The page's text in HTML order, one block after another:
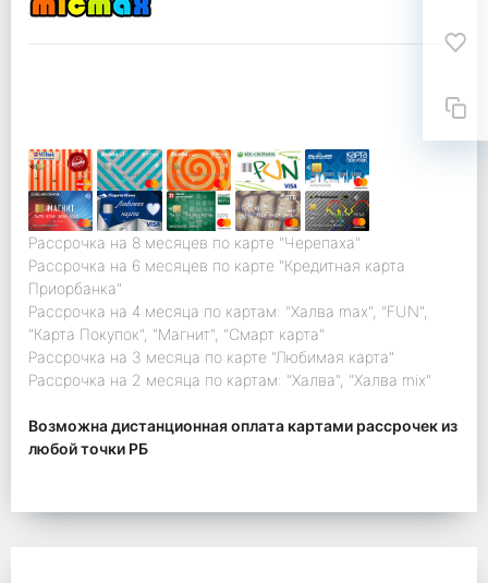
Рассрочка на 8 месяцев по карте "Черепаха"
Рассрочка на 6 месяцев по карте "Кредитная карта
Приорбанка"
Рассрочка на 4 месяца по картам: "Халва max", "FUN",
"Карта Покупок", "Магнит", "Смарт карта"
Рассрочка на 3 месяца по карте "Любимая карта"
Рассрочка на 2 месяца по картам: "Халва", "Халва mix"
Возможна дистанционная оплата картами рассрочек из
любой точки РБ